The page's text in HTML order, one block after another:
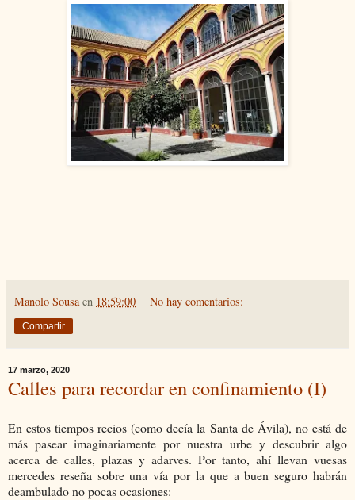
Manolo Sousa en 18:59:00 No hay comentarios:
Compartir
17 marzo, 2020
Calles para recordar en confinamiento (I)
En estos tiempos recios (como decía la Santa de Ávila), no está de
más pasear imaginariamente por nuestra urbe y descubrir algo
acerca de calles, plazas y adarves. Por tanto, ahí llevan vuesas
mercedes reseña sobre una vía por la que a buen seguro habrán
deambulado no pocas ocasiones: